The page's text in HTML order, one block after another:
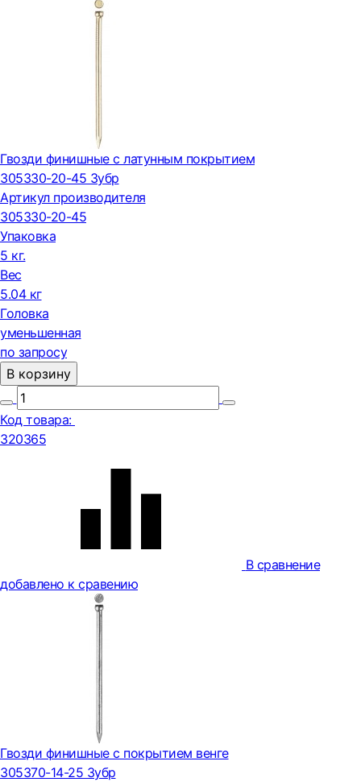
Гвозди финишные с латунным покрытием
305330-20-45 Зубр
Артикул производителя
305330-20-45
Упаковка
5 кг.
Вес
5.04 кг
Головка
уменьшенная
по запросу
В корзину
Код товара:
320365
В сравнение
добавлено к сравению
Гвозди финишные с покрытием венге
305370-14-25 Зубр